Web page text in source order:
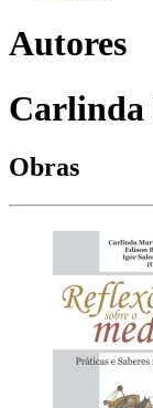
Autores
Carlinda
Obras